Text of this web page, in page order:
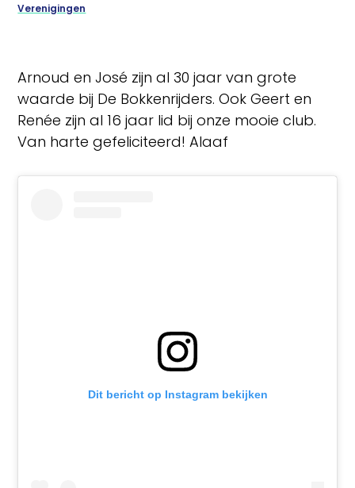
Verenigingen
Arnoud en José zijn al 30 jaar van grote
waarde bij De Bokkenrijders. Ook Geert en
Renée zijn al 16 jaar lid bij onze mooie club.
Van harte gefeliciteerd! Alaaf
Dit bericht op Instagram bekijken